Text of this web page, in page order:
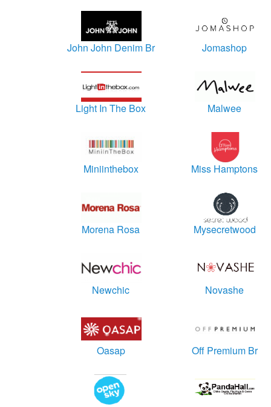
John John Denim Br Jomashop
Light In The Box Malwee
Miniinthebox Miss Hamptons
Morena Rosa Mysecretwood
Newchic Novashe
Oasap Off Premium Br